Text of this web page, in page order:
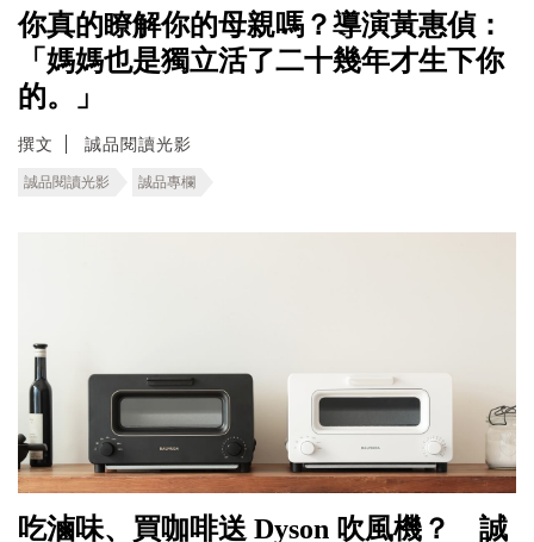
你真的瞭解你的母親嗎？導演黃惠偵：
「媽媽也是獨立活了二十幾年才生下你
的。」
撰文 誠品閱讀光影
誠品閱讀光影 誠品專欄
吃滷味、買咖啡送 Dyson 吹風機？ 誠